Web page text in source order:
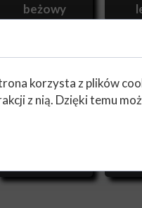
beżowy
korzysta z plików
z nią. Dzięki temu